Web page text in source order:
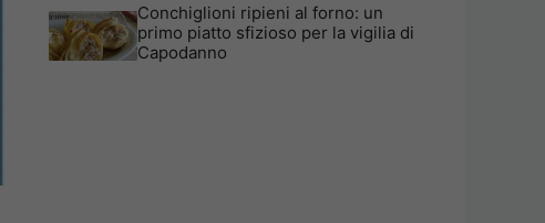
Conchiglioni ripieni al forno: un
primo piatto sfizioso per la vigilia di
Capodanno